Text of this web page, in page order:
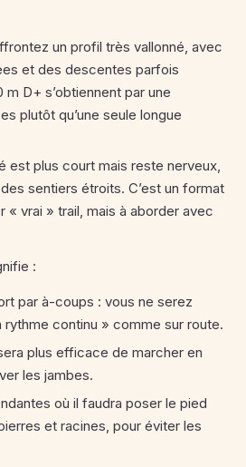
un profil très vallonné, avec
et des descentes parfois
m D+ s’obtiennent par une
plutôt qu’une seule longue
est plus court mais reste nerveux,
sentiers étroits. C’est un format
« vrai » trail, mais à aborder avec
:
par à-coups : vous ne serez
rythme continu » comme sur route.
plus efficace de marcher en
les jambes.
où il faudra poser le pied
et racines, pour éviter les